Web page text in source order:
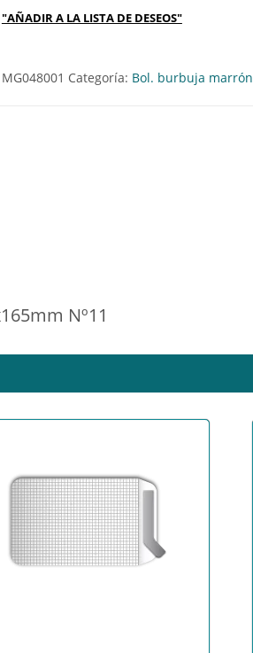
"AÑADIR A LA LISTA DE DESEOS"
MG048001 Categoría: Bol. burbuja marrón
Nº11